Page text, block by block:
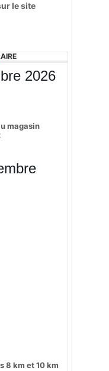
le site
2026
magasin
8 km et 10 km